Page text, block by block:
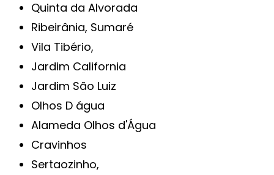
Quinta da Alvorada
Ribeirânia, Sumaré
Vila Tibério,
Jardim California
Jardim São Luiz
Olhos D água
Alameda Olhos d'Água
Cravinhos
Sertaozinho,